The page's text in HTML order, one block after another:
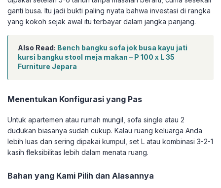
ganti busa. Itu jadi bukti paling nyata bahwa investasi di rangka
yang kokoh sejak awal itu terbayar dalam jangka panjang.
Also Read: Bench bangku sofa jok busa kayu jati
kursi bangku stool meja makan – P 100 x L 35
Furniture Jepara
Menentukan Konfigurasi yang Pas
Untuk apartemen atau rumah mungil, sofa single atau 2
dudukan biasanya sudah cukup. Kalau ruang keluarga Anda
lebih luas dan sering dipakai kumpul, set L atau kombinasi 3-2-1
kasih fleksibilitas lebih dalam menata ruang.
Bahan yang Kami Pilih dan Alasannya